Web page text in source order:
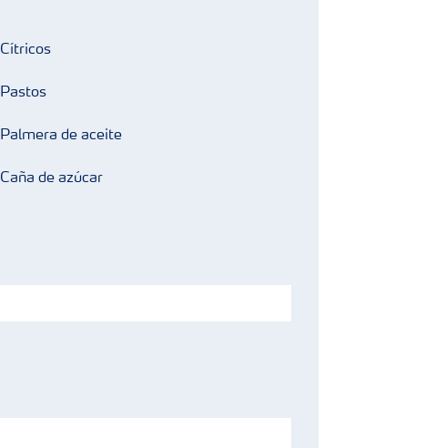
Cítricos
Pastos
Palmera de aceite
Caña de azúcar